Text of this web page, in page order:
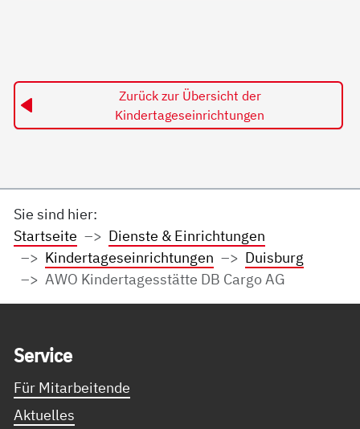
Zurück zur Übersicht der
Kindertageseinrichtungen
Sie sind hier:
Startseite
Dienste & Einrichtungen
Kindertageseinrichtungen
Duisburg
AWO Kindertagesstätte DB Cargo AG
Ser­vice
Für Mitarbeitende
Aktuelles